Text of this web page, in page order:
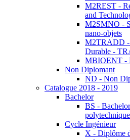
M2REST -
and
M2SMNO -
nano-objets
M2TRADD -
Durable -
MBIOENT -
Non Diplomant
ND - Non
Catalogue 2018 - 2019
Bachelor
BS -
polytechnique
Cycle Ingénieur
X - Diplôme